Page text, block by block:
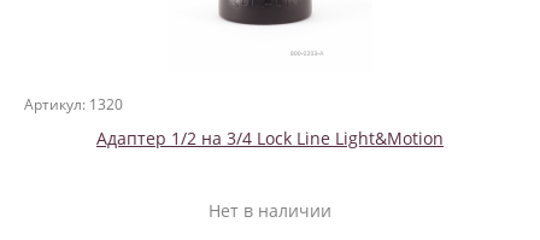
Артикул: 1320
Адаптер 1/2 на 3/4 Lock Line Light&Motion
Нет в наличии